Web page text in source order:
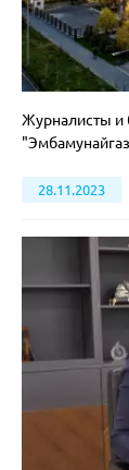
Журналисты и
28.11.2023